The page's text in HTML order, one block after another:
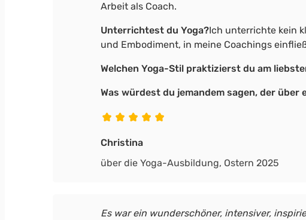
Arbeit als Coach.
Unterrichtest du Yoga?Ich unterrichte kein
und Embodiment, in meine Coachings
Welchen Yoga-Stil praktizierst du am
Was würdest du jemandem sagen, der
Christina
über die Yoga-Ausbildung, Ostern 2025
Es war ein wunderschöner, intensiver,